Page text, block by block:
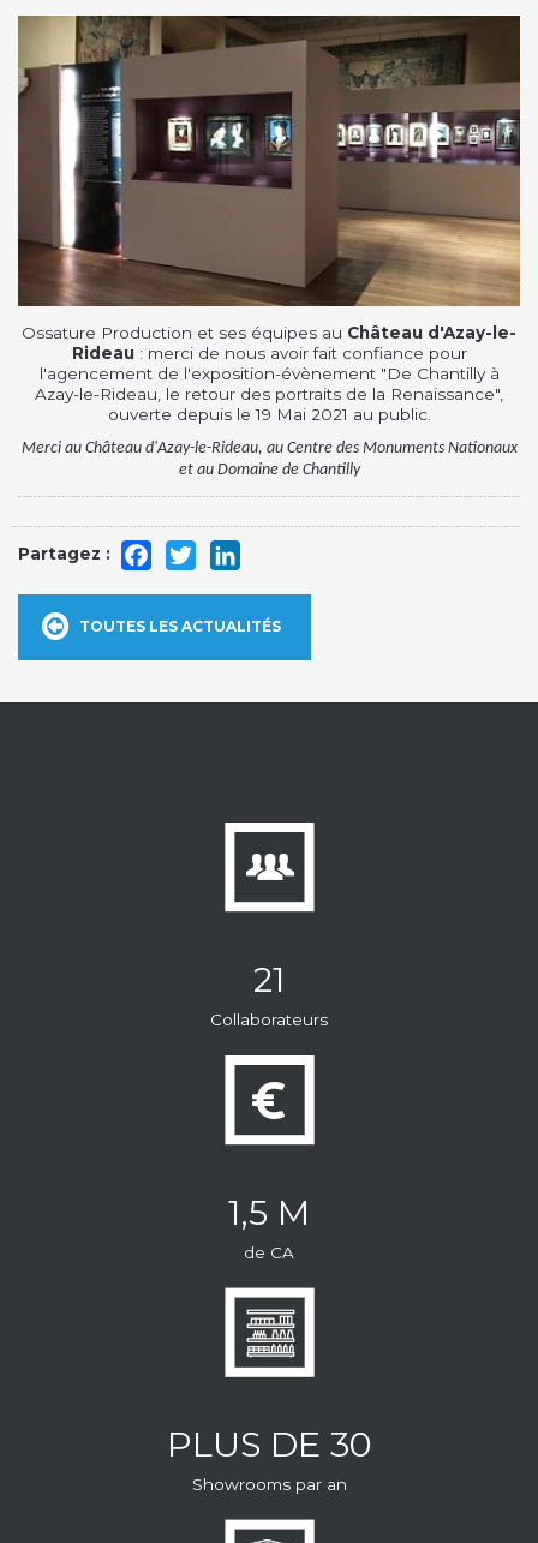
Ossature Production et ses équipes au Château d'Azay-le-
Rideau: merci de nous avoir fait confiance pour
l'agencement de l'exposition-évènement "De Chantilly à
Azay-le-Rideau, le retour des portraits de la Renaissance",
ouverte depuis le 19 Mai 2021 au public.
Merci au Château d'Azay-le-Rideau, au Centre des Monuments Nationaux
et au Domaine de Chantilly
Facebook
Twitter
TOUTES LES ACTUALITÉS
21
Collaborateurs
1,5 M
de CA
PLUS DE 30
Showrooms par an